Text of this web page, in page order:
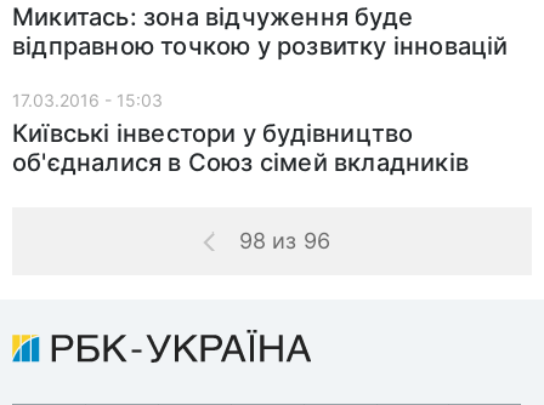
Микитась: зона відчуження буде
відправною точкою у розвитку інновацій
17.03.2016 - 15:03
Київські інвестори у будівництво
об'єдналися в Союз сімей вкладників
98 из 96